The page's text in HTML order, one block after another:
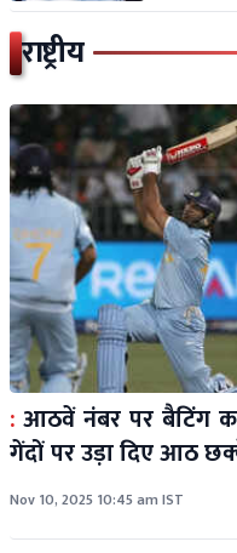
राष्ट्रीय
: आठवें नंबर पर बैटिंग
गेंदों पर उड़ा दिए आठ
Nov 10, 2025 10:45 am IST